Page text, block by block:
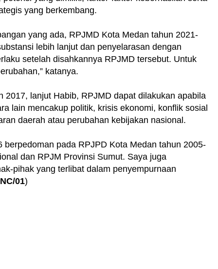
yang berkembang.
yang ada, RPJMD Kota Medan tahun 2021-
lebih lanjut dan penyelarasan dengan
setelah disahkannya RPJMD tersebut. Untuk
katanya.
2017, lanjut Habib, RPJMD dapat dilakukan apabila
lain mencakup politik, krisis ekonomi, konflik sosial
daerah atau perubahan kebijakan nasional.
berpedoman pada RPJPD Kota Medan tahun 2005-
dan RPJM Provinsi Sumut. Saya juga
pihak yang terlibat dalam penyempurnaan
01)